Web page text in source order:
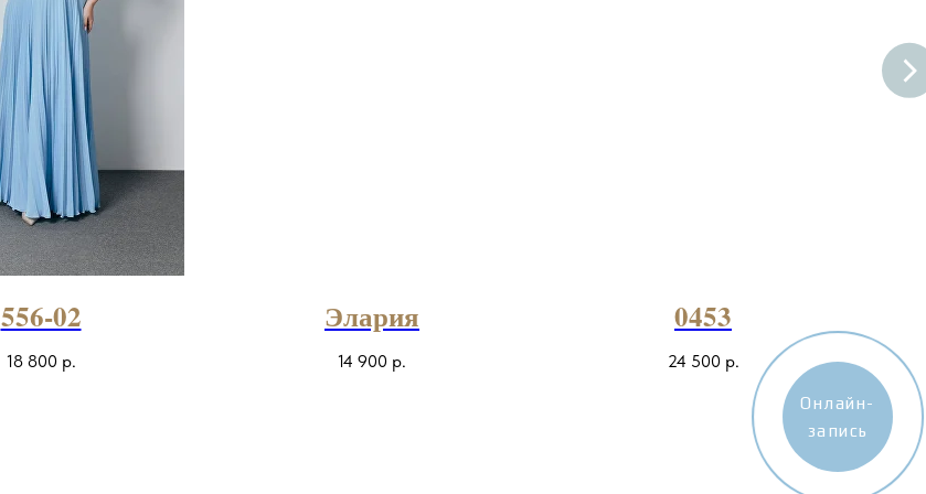
556-02
18 800 р.
Элария
14 900 р.
0453
24 500 р.
Онлайн-
запись